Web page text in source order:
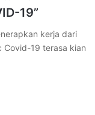
19”
kerja dari
Covid-19 terasa kian